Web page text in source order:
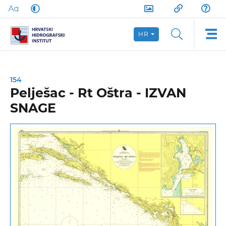
HR
154
Pelješac - Rt Oštra - IZVAN
SNAGE